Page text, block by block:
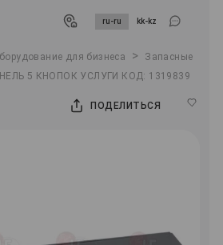
ru-ru kk-kz
для бизнеса >
Запасные
5 КНОПОК УСЛУГИ КОД: 1319839
ПОДЕЛИТЬСЯ